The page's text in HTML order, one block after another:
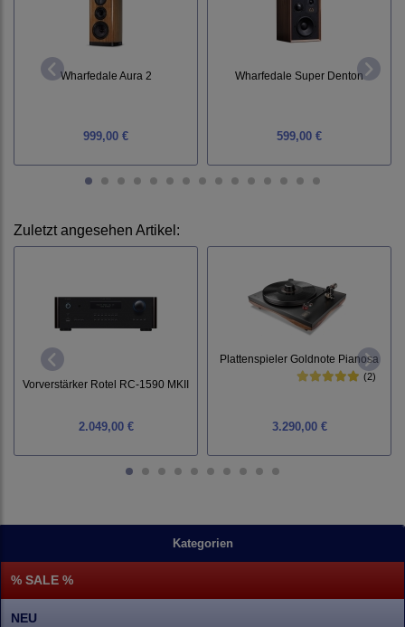
Kategorien
% SALE %
NEU
Wharfedale Aura 2
999,00 €
Wharfedale Super Denton
599,00 €
Zuletzt angesehen Artikel:
Vorverstärker Rotel RC-1590 MKII
2.049,00 €
Plattenspieler Goldnote Pianosa
(2)
3.290,00 €